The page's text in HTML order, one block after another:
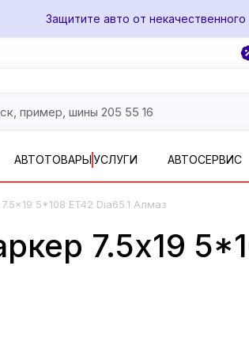
Защитите авто от некачественного
АВТОТОВАРЫУСЛУГИ АВТОСЕРВИС
7.5x19 5*108 ET42 Dia65.1 Алмаз
7.5x19